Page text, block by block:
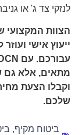
לנזקי צד ג' או
הצוות המקצועי
ייעוץ אישי
מתאים, אלא גם
וקבלו הצעת
שלכם.
ביטוח מקיף,